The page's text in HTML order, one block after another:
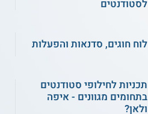
לסטודנטים
לוח חוגים, סדנאות והפעלות
תכניות לחילופי סטודנטים
בתחומים מגוונים - איפה
ולאן?